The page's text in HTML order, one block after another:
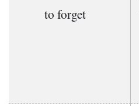
to forget